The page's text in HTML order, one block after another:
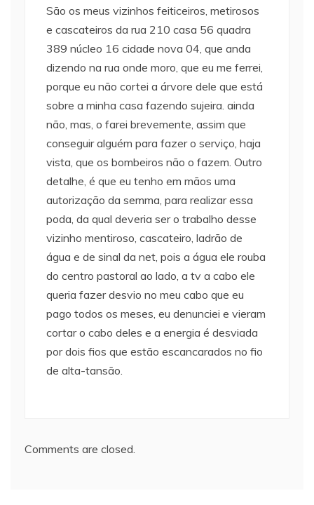
São os meus vizinhos feiticeiros, metirosos
e cascateiros da rua 210 casa 56 quadra
389 núcleo 16 cidade nova 04, que anda
dizendo na rua onde moro, que eu me ferrei,
porque eu não cortei a árvore dele que está
sobre a minha casa fazendo sujeira. ainda
não, mas, o farei brevemente, assim que
conseguir alguém para fazer o serviço, haja
vista, que os bombeiros não o fazem. Outro
detalhe, é que eu tenho em mãos uma
autorização da semma, para realizar essa
poda, da qual deveria ser o trabalho desse
vizinho mentiroso, cascateiro, ladrão de
água e de sinal da net, pois a água ele rouba
do centro pastoral ao lado, a tv a cabo ele
queria fazer desvio no meu cabo que eu
pago todos os meses, eu denunciei e vieram
cortar o cabo deles e a energia é desviada
por dois fios que estão escancarados no fio
de alta-tansão.
Comments are closed.